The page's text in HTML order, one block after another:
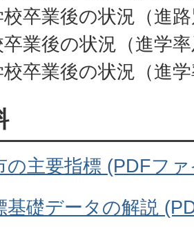
卒業後の状況（進
業後の状況（進学
卒業後の状況（進
の主要指標 (PDFフ
基礎データの解説